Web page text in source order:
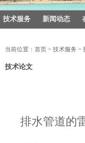
技术服务 新闻动态
当前位置： 首页 > 技术服务 >
技术论文
排水管道的